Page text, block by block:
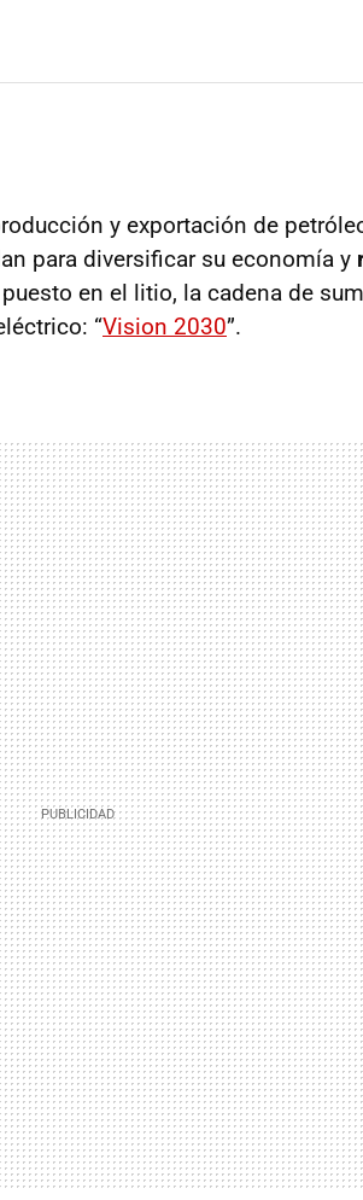
y exportación de
para diversificar su economía y
en el litio, la cadena de
“Vision 2030”.